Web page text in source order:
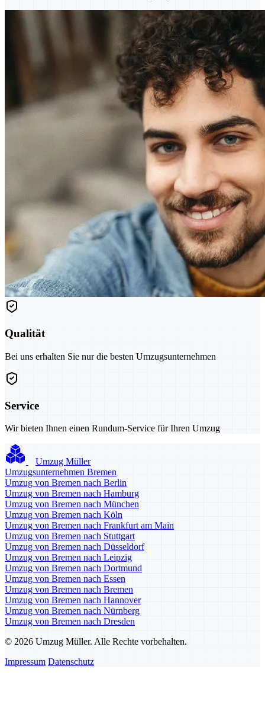
Qualität
Bei uns erhalten Sie nur die besten Umzugsunternehmen
Service
Wir bieten Ihnen einen Rundum-Service für Ihren Umzug
Umzug Müller
Umzugsunternehmen Bremen
Umzug von Bremen nach Berlin
Umzug von Bremen nach Hamburg
Umzug von Bremen nach München
Umzug von Bremen nach Köln
Umzug von Bremen nach Frankfurt am Main
Umzug von Bremen nach Stuttgart
Umzug von Bremen nach Düsseldorf
Umzug von Bremen nach Leipzig
Umzug von Bremen nach Dortmund
Umzug von Bremen nach Essen
Umzug von Bremen nach Bremen
Umzug von Bremen nach Hannover
Umzug von Bremen nach Nürnberg
Umzug von Bremen nach Dresden
© 2026 Umzug Müller. Alle Rechte vorbehalten.
Impressum Datenschutz